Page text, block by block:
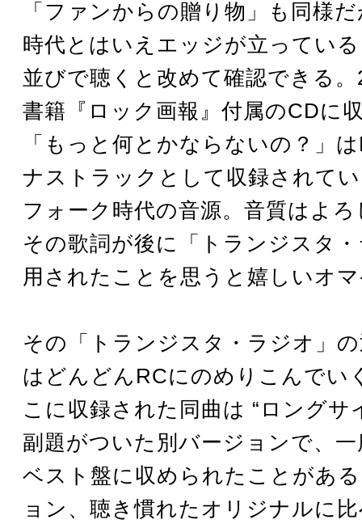
「ファンからの贈り物」も同様
時代とはいえエッジが立ってい
並びで聴くと改めて確認できる
書籍『ロック画報』付属のCDに
「もっと何とかならないの？」
ナストラックとして収録されて
フォーク時代の音源。音質はよ
その歌詞が後に「トランジスタ
用されたことを思うと嬉しいオ
その「トランジスタ・ラジオ」
はどんどんRCにのめりこんでい
こに収録された同曲は “ロングサ
副題がついた別バージョンで、
ベスト盤に収められたことがあ
ョン、聴き慣れたオリジナルに